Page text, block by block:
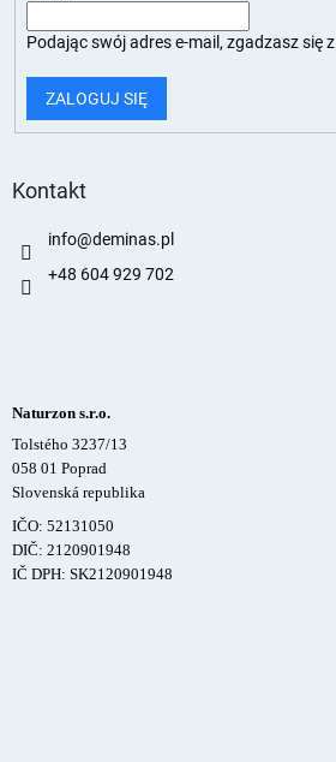
Podając swój adres e-mail, zgadzasz się z
ZALOGUJ SIĘ
Kontakt
info@deminas.pl
+48 604 929 702
Naturzon s.r.o.
Tolstého 3237/13
058 01 Poprad
Slovenská republika
IČO: 52131050
DIČ: 2120901948
IČ DPH: SK2120901948